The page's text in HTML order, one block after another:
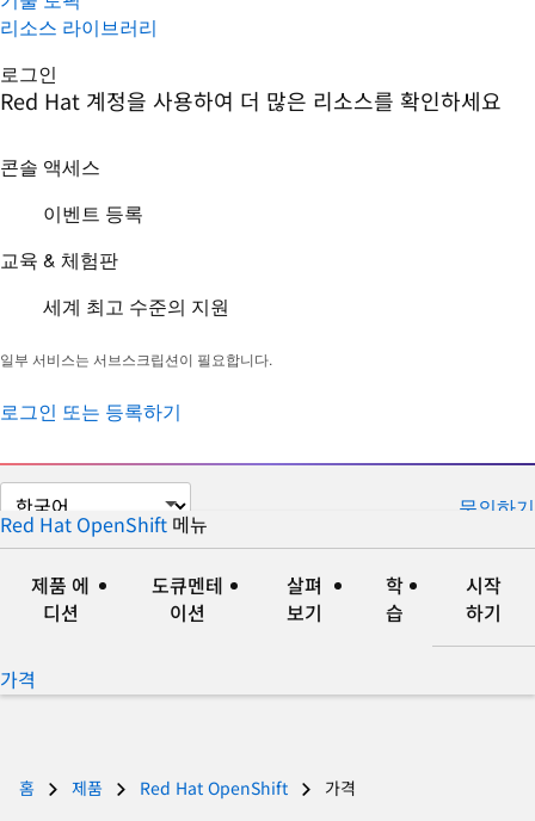
리소스 라이브러리
로그인
Red Hat 계정을 사용하여 더 많은 리소스를 확인하세요
콘솔 액세스
이벤트 등록
교육 & 체험판
세계 최고 수준의 지원
일부 서비스는 서브스크립션이 필요합니다.
로그인 또는 등록하기
페
이
지
문의하기
Red Hat OpenShift 메뉴
세
히
기
제품 에
디션
도큐멘테
이션
살펴
보기
학
습
시작
하기
가격
홈 제품 Red Hat OpenShift 가격